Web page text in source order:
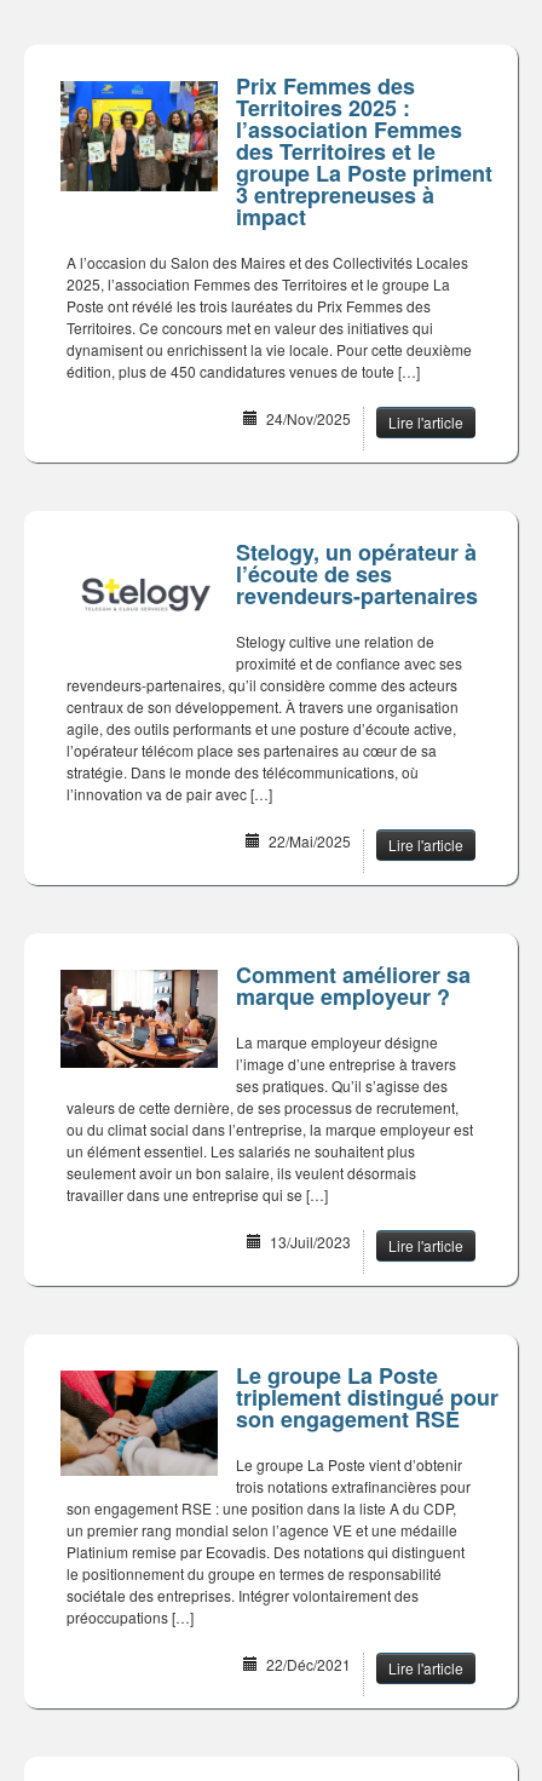
Prix Femmes des
Territoires 2025 :
l’association Femmes
des Territoires et le
groupe La Poste priment
3 entrepreneuses à
impact
A l’occasion du Salon des Maires et des Collectivités Locales
2025, l’association Femmes des Territoires et le groupe La
Poste ont révélé les trois lauréates du Prix Femmes des
Territoires. Ce concours met en valeur des initiatives qui
dynamisent ou enrichissent la vie locale. Pour cette deuxième
édition, plus de 450 candidatures venues de toute […]
24/Nov/2025 Lire l'article
Stelogy, un opérateur à
l’écoute de ses
revendeurs-partenaires
Stelogy cultive une relation de
proximité et de confiance avec ses
revendeurs-partenaires, qu’il considère comme des acteurs
centraux de son développement. À travers une organisation
agile, des outils performants et une posture d’écoute active,
l’opérateur télécom place ses partenaires au cœur de sa
stratégie. Dans le monde des télécommunications, où
l’innovation va de pair avec […]
22/Mai/2025 Lire l'article
Comment améliorer sa
marque employeur ?
La marque employeur désigne
l’image d’une entreprise à travers
ses pratiques. Qu’il s’agisse des
valeurs de cette dernière, de ses processus de recrutement,
ou du climat social dans l’entreprise, la marque employeur est
un élément essentiel. Les salariés ne souhaitent plus
seulement avoir un bon salaire, ils veulent désormais
travailler dans une entreprise qui se […]
13/Juil/2023 Lire l'article
Le groupe La Poste
triplement distingué pour
son engagement RSE
Le groupe La Poste vient d’obtenir
trois notations extrafinancières pour
son engagement RSE : une position dans la liste A du CDP,
un premier rang mondial selon l’agence VE et une médaille
Platinium remise par Ecovadis. Des notations qui distinguent
le positionnement du groupe en termes de responsabilité
sociétale des entreprises. Intégrer volontairement des
préoccupations […]
22/Déc/2021 Lire l'article